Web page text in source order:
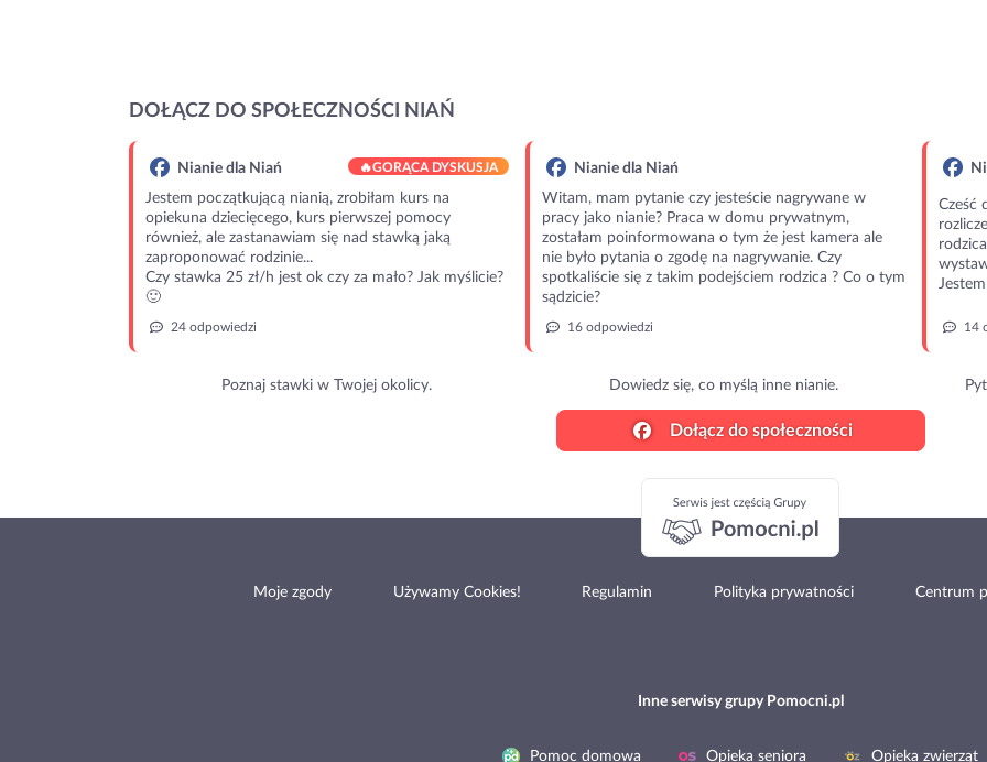
DOŁĄCZ DO SPOŁECZNOŚCI NIAŃ
Nianie dla Niań 🔥GORĄCA DYSKUSJA
Jestem początkującą nianią, zrobiłam kurs na
opiekuna dziecięcego, kurs pierwszej pomocy
również, ale zastanawiam się nad stawką jaką
zaproponować rodzinie...
Czy stawka 25 zł/h jest ok czy za mało? Jak myślicie?
🙂
24 odpowiedzi
Poznaj stawki w Twojej okolicy.
Nianie dla Niań
Witam, mam pytanie czy jesteście nagrywane w
pracy jako nianie? Praca w domu prywatnym,
zostałam poinformowana o tym że jest kamera ale
nie było pytania o zgodę na nagrywanie. Czy
spotkaliście się z takim podejściem rodzica ? Co o tym
sądzicie?
16 odpowiedzi
Dowiedz się, co myślą inne nianie.
Cześć
14
Dołącz do społeczności
Moje zgody Używamy Cookies! Regulamin Polityka prywatności Centrum
Inne serwisy grupy Pomocni.pl
Pomoc domowa Opieka seniora Opieka zwierząt